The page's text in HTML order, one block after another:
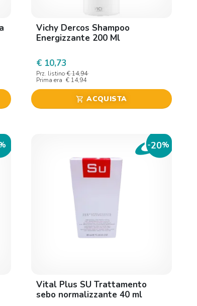
Vichy Dercos Shampoo
Energizzante 200 Ml
€ 10,73
Prz. listino € 14,94
Prima era € 14,94
shopping_cart ACQUISTA
-20%
Vital Plus SU Trattamento
sebo normalizzante 40 ml